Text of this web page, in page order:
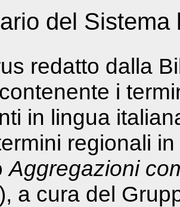
del
redatto dalla
i
in lingua
regionali
Aggregazioni
a cura del